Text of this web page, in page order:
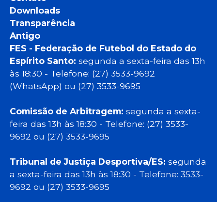
Downloads
Transparência
Antigo
FES - Federação de Futebol do Estado do
Espírito Santo: segunda a sexta-feira das 13h
às 18:30 - Telefone: (27) 3533-9692
(WhatsApp) ou (27) 3533-9695
Comissão de Arbitragem: segunda a sexta-
feira das 13h às 18:30 - Telefone: (27) 3533-
9692 ou (27) 3533-9695
Tribunal de Justiça Desportiva/ES: segunda
a sexta-feira das 13h às 18:30 - Telefone: 3533-
9692 ou (27) 3533-9695